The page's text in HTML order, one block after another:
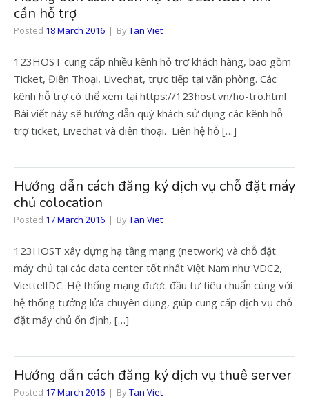
cần hỗ trợ
Posted 18 March 2016 ByTan Viet
123HOST cung cấp nhiều kênh hỗ trợ khách hàng, bao gồm
Ticket, Điện Thoại, Livechat, trực tiếp tại văn phòng. Các
kênh hỗ trợ có thể xem tại https://123host.vn/ho-tro.html
Bài viết này sẽ hướng dẫn quý khách sử dụng các kênh hỗ
trợ ticket, Livechat và điện thoại. Liên hệ hỗ […]
Hướng dẫn cách đăng ký dịch vụ chỗ đặt máy
chủ colocation
Posted 17 March 2016 ByTan Viet
123HOST xây dựng hạ tầng mạng (network) và chỗ đặt
máy chủ tại các data center tốt nhất Việt Nam như VDC2,
ViettelIDC. Hệ thống mạng được đầu tư tiêu chuẩn cùng với
hệ thống tưởng lửa chuyên dụng, giúp cung cấp dịch vụ chỗ
đặt máy chủ ổn định, […]
Hướng dẫn cách đăng ký dịch vụ thuê server
Posted 17 March 2016 ByTan Viet